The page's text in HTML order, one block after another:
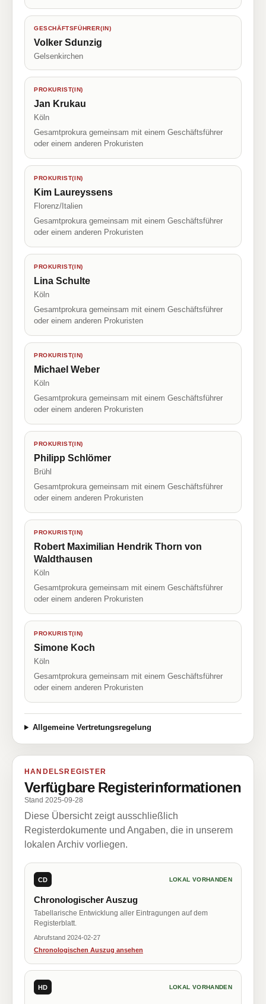
GESCHÄFTSFÜHRER(IN)
Volker Sdunzig
Gelsenkirchen
PROKURIST(IN)
Jan Krukau
Köln
Gesamtprokura gemeinsam mit einem Geschäftsführer
oder einem anderen Prokuristen
PROKURIST(IN)
Kim Laureyssens
Florenz/Italien
Gesamtprokura gemeinsam mit einem Geschäftsführer
oder einem anderen Prokuristen
PROKURIST(IN)
Lina Schulte
Köln
Gesamtprokura gemeinsam mit einem Geschäftsführer
oder einem anderen Prokuristen
PROKURIST(IN)
Michael Weber
Köln
Gesamtprokura gemeinsam mit einem Geschäftsführer
oder einem anderen Prokuristen
PROKURIST(IN)
Philipp Schlömer
Brühl
Gesamtprokura gemeinsam mit einem Geschäftsführer
oder einem anderen Prokuristen
PROKURIST(IN)
Robert Maximilian Hendrik Thorn von
Waldthausen
Köln
Gesamtprokura gemeinsam mit einem Geschäftsführer
oder einem anderen Prokuristen
PROKURIST(IN)
Simone Koch
Köln
Gesamtprokura gemeinsam mit einem Geschäftsführer
oder einem anderen Prokuristen
Allgemeine Vertretungsregelung
HANDELSREGISTER
Verfügbare Registerinformationen
Stand 2025-09-28
Diese Übersicht zeigt ausschließlich
Registerdokumente und Angaben, die in unserem
lokalen Archiv vorliegen.
CD LOKAL VORHANDEN
Chronologischer Auszug
Tabellarische Entwicklung aller Eintragungen auf dem
Registerblatt.
Abrufstand 2024-02-27
Chronologischen Auszug ansehen
HD LOKAL VORHANDEN